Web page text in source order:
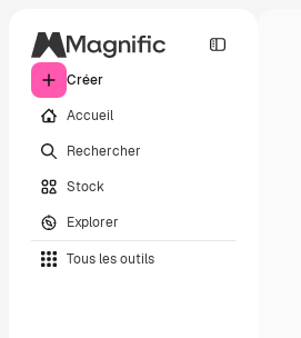
Créer
Accueil
Rechercher
Stock
Explorer
Tous les outils